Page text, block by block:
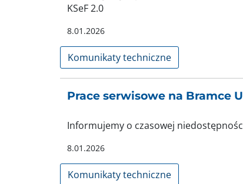
KSeF 2.0
8.01.2026
Komunikaty techniczne
Prace serwisowe na Bramce
Informujemy o czasowej
8.01.2026
Komunikaty techniczne